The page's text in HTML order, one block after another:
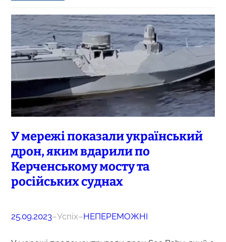
У мережі показали український
дрон, яким вдарили по
Керченському мосту та
російських суднах
25.09.2023–Успіх–НЕПЕРЕМОЖНІ